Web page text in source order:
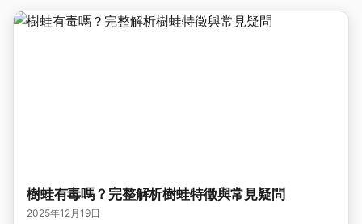
樹蛙有毒嗎？完整解析樹蛙特徵與常見疑問
2025年12月19日